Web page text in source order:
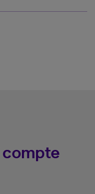
compte